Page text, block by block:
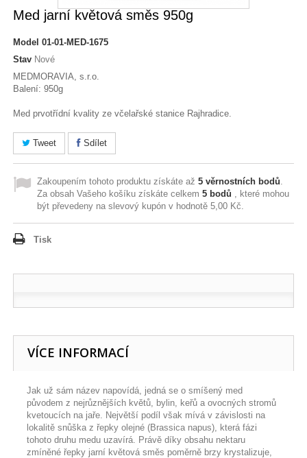
Med jarní květová směs 950g
Model 01-01-MED-1675
Stav Nové
MEDMORAVIA, s.r.o.
Balení: 950g
Med prvotřídní kvality ze včelařské stanice Rajhradice.
Tweet Sdílet
Zakoupením tohoto produktu získáte až5 věrnostních bodů.
Za obsah Vašeho košíku získáte celkem5 bodů , které mohou
být převedeny na slevový kupón v hodnotě5,00 Kč.
Tisk
VÍCE INFORMACÍ
Jak už sám název napovídá, jedná se o smíšený med
původem z nejrůznějších květů, bylin, keřů a ovocných stromů
kvetoucích na jaře. Největší podíl však mívá v závislosti na
lokalitě snůška z řepky olejné (Brassica napus), která fázi
tohoto druhu medu uzavírá. Právě díky obsahu nektaru
zmíněné řepky jarní květová směs poměrně brzy krystalizuje,